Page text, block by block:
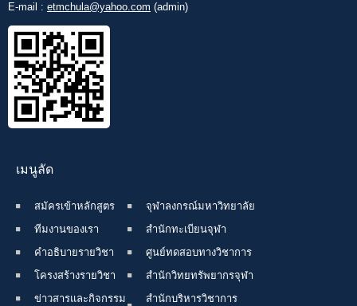
E-mail : etmchula@yahoo.com (admin)
เมนูลัด
สมัครเข้าหลักสูตร
ทีมงานของเรา
คำอธิบายรายวิชา
โครงสร้างรายวิชา
ข่าวสารและกิจกรรม
จุฬาลงกรณ์มหาวิทยาลัย
สำนักทะเบียนจุฬา
ศูนย์ทดสอบทางวิชาการ
สำนักวิทยทรัพยากรจุฬา
สำนักบริหารวิชาการ